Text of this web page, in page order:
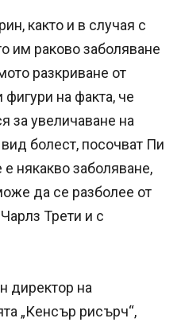
както и в случая с
им раково заболяване
разкриване от
фигури на факта, че
за увеличаване на
болест, посочват Пи
някакво заболяване,
да се разболее от
Трети и с
директор на
„Кенсър рисърч“,